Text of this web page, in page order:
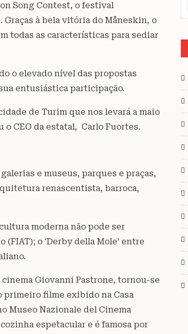
Song Contest, o festival
à bela vitória do Måneskin, o
todas as características para sediar
o elevado nível das propostas
entusiástica participação.
de Turim que nos levará a maio
o CEO da estatal, Carlo Fuortes.
e museus, parques e praças,
renascentista, barroca,
moderna não pode ser
o ‘Derby della Mole’ entre
Giovanni Pastrone, tornou-se
filme exibido na Casa
Museo Nazionale del Cinema
espetacular e é famosa por